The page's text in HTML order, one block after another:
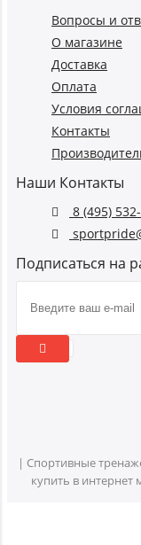
Вопросы и
О магазине
Доставка
Оплата
Условия
Контакты
Наши Контакты
8 (495)
Подписаться на
| Спортивные
купить в интернет